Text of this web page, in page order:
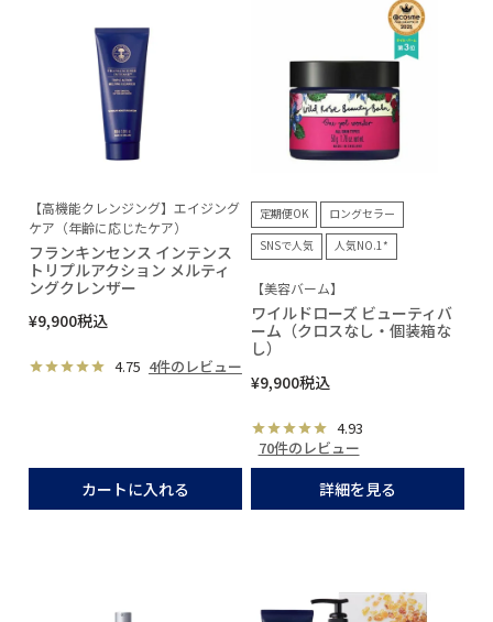
【高機能クレンジング】エイジング
ケア（年齢に応じたケア）
フランキンセンス インテンス
トリプルアクション メルティ
ングクレンザー
¥9,900税込
4.75 4件のレビュー
カートに入れる
定期便OK
ロングセラー
SNSで人気
人気NO.1*
【美容バーム】
ワイルドローズ ビューティバ
ーム（クロスなし・個装箱な
し）
¥9,900税込
4.93
70件のレビュー
詳細を見る